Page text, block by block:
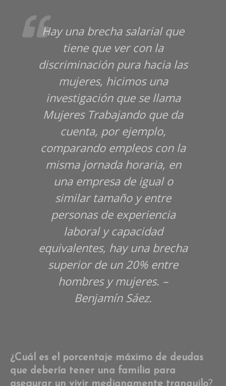
Hay una brecha salarial que
tiene que ver con la
discriminación pura hacia las
mujeres, hicimos una
investigación que se llama
Mujeres Trabajando que da
cuenta, por ejemplo,
comparando empleos con la
misma jornada horaria, en
una empresa de igual o
similar tamaño y entre
personas de experiencia
laboral y capacidad
equivalentes, hay una brecha
superior de un 20% entre
hombres y mujeres. –
Benjamín Sáez.
¿Cuál es el porcentaje máximo de deudas
que debería tener una familia para
asegurar un vivir medianamente tranquilo?